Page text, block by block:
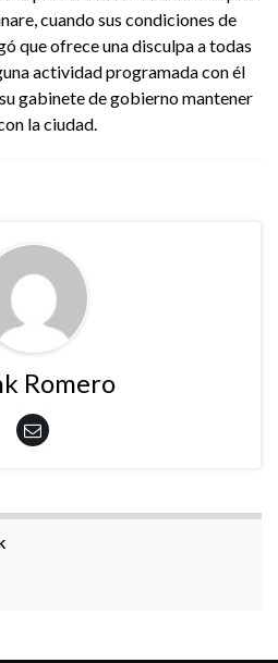
cuando sus condiciones de
que ofrece una disculpa a todas
actividad programada con él
gabinete de gobierno mantener
la ciudad.
Romero